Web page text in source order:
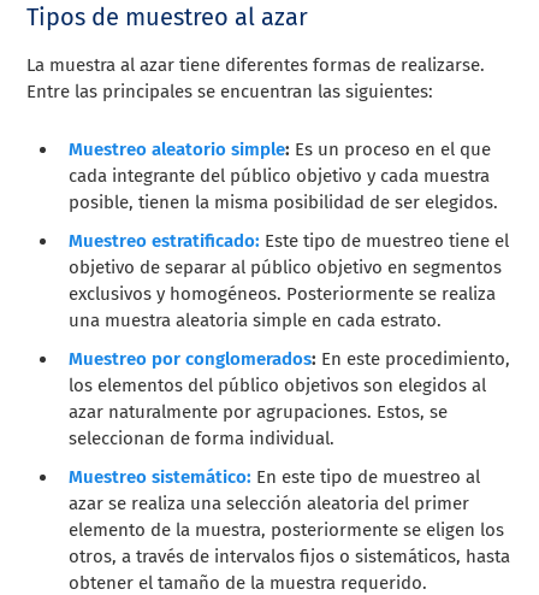
Tipos de muestreo al azar
La muestra al azar tiene diferentes formas de realizarse.
Entre las principales se encuentran las siguientes:
Muestreo aleatorio simple: Es un proceso en el que
cada integrante del público objetivo y cada muestra
posible, tienen la misma posibilidad de ser elegidos.
Muestreo estratificado: Este tipo de muestreo tiene el
objetivo de separar al público objetivo en segmentos
exclusivos y homogéneos. Posteriormente se realiza
una muestra aleatoria simple en cada estrato.
Muestreo por conglomerados: En este procedimiento,
los elementos del público objetivos son elegidos al
azar naturalmente por agrupaciones. Estos, se
seleccionan de forma individual.
Muestreo sistemático: En este tipo de muestreo al
azar se realiza una selección aleatoria del primer
elemento de la muestra, posteriormente se eligen los
otros, a través de intervalos fijos o sistemáticos, hasta
obtener el tamaño de la muestra requerido.